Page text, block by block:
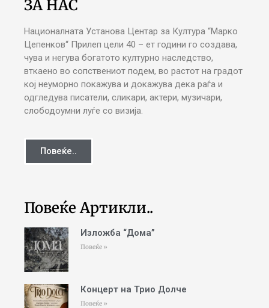
ЗА НАС
Националната Установа Центар за Култура “Марко
Цепенков“ Прилеп цели 40 – ет години го создава,
чува и негува богатото културно наследство,
вткаено во сопствениот подем, во растот на градот
кој неуморно покажува и докажува дека раѓа и
одгледува писатели, сликари, актери, музичари,
слободоумни луѓе со визија.
Повеќе..
Повеќе Артикли..
Изложба “Дома”
Повеќе »
Концерт на Трио Долче
Повеќе »